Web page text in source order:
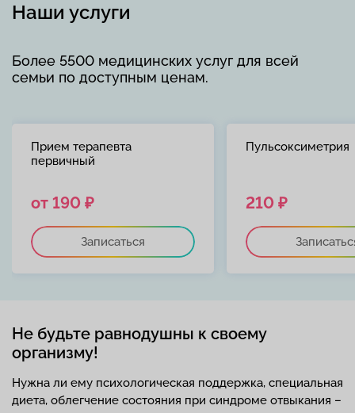
Наши услуги
Более 5500 медицинских услуг для всей
семьи по доступным ценам.
Прием терапевта
первичный
от 190 ₽
Записаться
Пульсоксиметрия
210 ₽
Не будьте равнодушны к своему
организму!
Нужна ли ему психологическая поддержка, специальная
диета, облегчение состояния при синдроме отвыкания –